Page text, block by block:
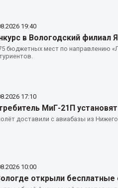
19:40
в Вологодский филиал
бюджетных мест по направлению
17:10
МиГ-21П
доставили с авиабазы из
10:00
открыли